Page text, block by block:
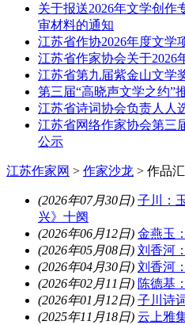
关于报送2026年文学创作
审材料的通知
江苏省作协2026年度文学
江苏省作家协会关于2026
江苏省第九届紫金山文学
第三届“高晓声文学之约”
江苏省诗词协会负责人人
江苏省网络作家协会第三
公示
江苏作家网 > 作家沙龙 > 作品汇
(2026年07月30日) 子川：
兴》十阕
(2026年06月12日) 金燕玉
(2026年05月08日) 刘香河
(2026年04月30日) 刘香河
(2026年02月11日) 陈德基
(2026年01月12日) 子川诗
(2025年11月18日) 云上雅